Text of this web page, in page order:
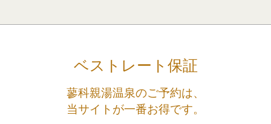
ベストレート保証
蓼科親湯温泉のご予約は、
当サイトが一番お得です。